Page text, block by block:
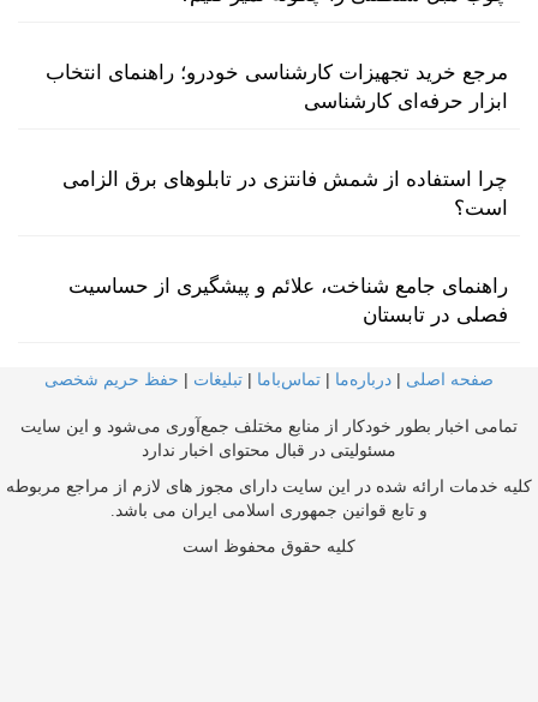
مرجع خرید تجهیزات کارشناسی خودرو؛ راهنمای انتخاب
ابزار حرفه‌ای کارشناسی
چرا استفاده از شمش فانتزی در تابلوهای برق الزامی
است؟
راهنمای جامع شناخت، علائم و پیشگیری از حساسیت
فصلی در تابستان
صفحه اصلی | درباره‌ما | تماس‌با‌ما | تبلیغات | حفظ حریم شخصی
تمامی اخبار بطور خودکار از منابع مختلف جمع‌آوری می‌شود و این سایت
مسئولیتی در قبال محتوای اخبار ندارد
کلیه خدمات ارائه شده در این سایت دارای مجوز های لازم از مراجع مربوطه
و تابع قوانین جمهوری اسلامی ایران می باشد.
کلیه حقوق محفوظ است